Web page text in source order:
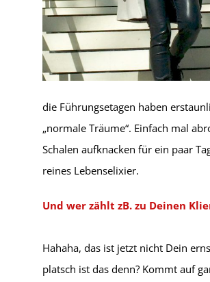
die Führungsetagen haben
„normale Träume“. Einfach mal
Schalen aufknacken für ein paar
reines Lebenselixier.
Und wer zählt zB. zu Deinen
Hahaha, das ist jetzt nicht Dein
platsch ist das denn? Kommt auf